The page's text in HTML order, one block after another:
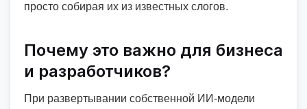
просто собирая их из известных слогов.
Почему это важно для бизнеса
и разработчиков?
При развертывании собственной ИИ-модели